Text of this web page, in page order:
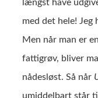
længst have
med det hele!
Men når man er
fattigrøv, bliver
nådesløst. Så når
umiddelbart står